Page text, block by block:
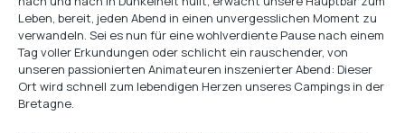
Leben, bereit, jeden Abend in einen unvergesslichen Moment zu
verwandeln. Sei es nun für eine wohlverdiente Pause nach einem
Tag voller Erkundungen oder schlicht ein rauschender, von
unseren passionierten Animateuren inszenierter Abend: Dieser
Ort wird schnell zum lebendigen Herzen unseres Campings in der
Bretagne.